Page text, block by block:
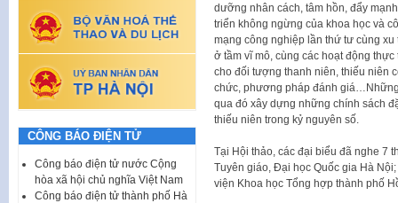
dưỡng nhân cách, tâm hồn, đẩy
triển không ngừng của khoa học và
mạng công nghiệp lần thứ tư cùng
ở tầm vĩ mô, cùng các hoạt động
cho đối tượng thanh niên, thiếu niên
chức, phương pháp đánh
qua đó xây dựng những chính sách
thiếu niên trong kỷ nguyên số.
Tại Hội thảo, các đại biểu đã nghe 7
Tuyên giáo, Đại học Quốc gia Hà
viện Khoa học Tổng hợp thành phố
CÔNG BÁO ĐIỆN TỬ
Công báo điện tử nước Cộng
hòa xã hội chủ nghĩa Việt Nam
Công báo điện tử thành phố Hà